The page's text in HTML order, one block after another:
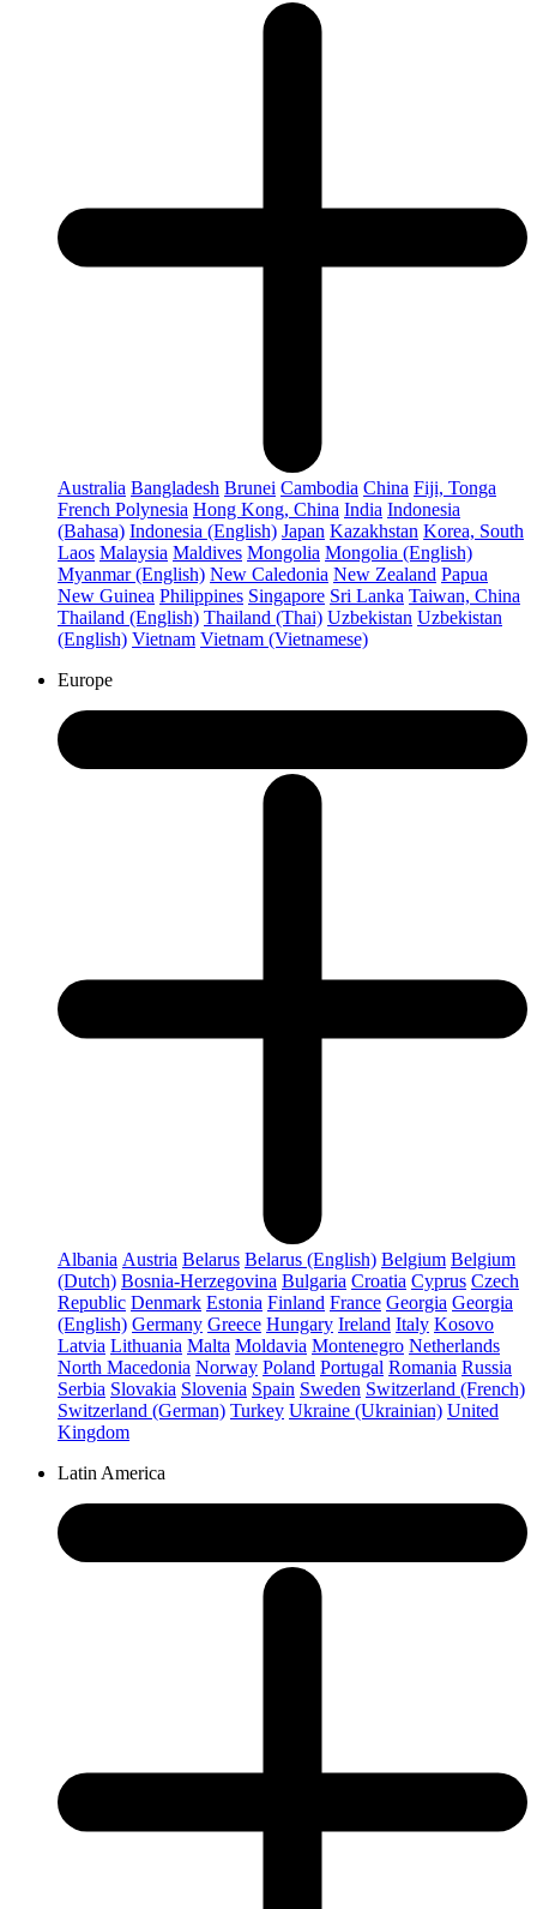
Australia Bangladesh Brunei Cambodia China Fiji, Tonga
French Polynesia Hong Kong, China India Indonesia
(Bahasa) Indonesia (English) Japan Kazakhstan Korea, South
Laos Malaysia Maldives Mongolia Mongolia (English)
Myanmar (English) New Caledonia New Zealand Papua
New Guinea Philippines Singapore Sri Lanka Taiwan, China
Thailand (English) Thailand (Thai) Uzbekistan Uzbekistan
(English) Vietnam Vietnam (Vietnamese)
Europe
Albania Austria Belarus Belarus (English) Belgium Belgium
(Dutch) Bosnia-Herzegovina Bulgaria Croatia Cyprus Czech
Republic Denmark Estonia Finland France Georgia Georgia
(English) Germany Greece Hungary Ireland Italy Kosovo
Latvia Lithuania Malta Moldavia Montenegro Netherlands
North Macedonia Norway Poland Portugal Romania Russia
Serbia Slovakia Slovenia Spain Sweden Switzerland (French)
Switzerland (German) Turkey Ukraine (Ukrainian) United
Kingdom
Latin America